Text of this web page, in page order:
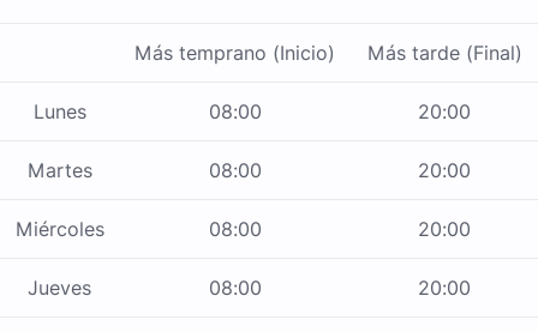
Más temprano (Inicio) Más tarde (Final)
Lunes 08:00 20:00
Martes 08:00 20:00
Miércoles 08:00 20:00
Jueves 08:00 20:00